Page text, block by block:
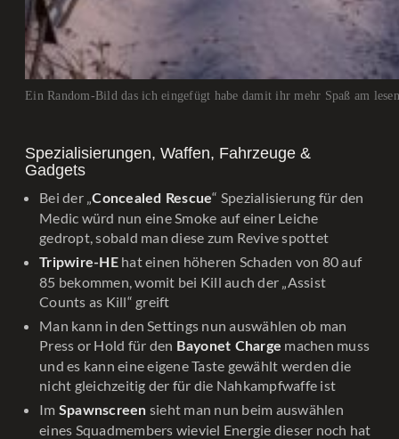
Ein Random-Bild das ich eingefügt habe damit ihr mehr Spaß am
Spezialisierungen, Waffen, Fahrzeuge &
Gadgets
Bei der „Concealed Rescue“ Spezialisierung für den
Medic würd nun eine Smoke auf einer Leiche
gedropt, sobald man diese zum Revive spottet
Tripwire-HEhat einen höheren Schaden von 80 auf
85 bekommen, womit bei Kill auch der „Assist
Counts as Kill“ greift
Man kann in den Settings nun auswählen ob man
Press or Hold für den Bayonet Charge machen muss
und es kann eine eigene Taste gewählt werden die
nicht gleichzeitig der für die Nahkampfwaffe ist
Im Spawnscreen sieht man nun beim auswählen
eines Squadmembers wieviel Energie dieser noch hat